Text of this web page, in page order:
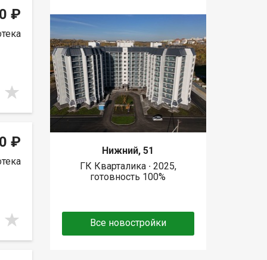
₽
₽
Нижний, 51
ГК Кварталика ∙ 2025,
готовность 100%
Все новостройки